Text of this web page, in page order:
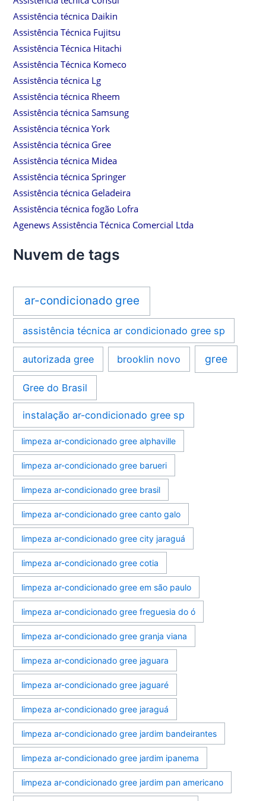
Assistência técnica Daikin
Assistência Técnica Fujitsu
Assistência Técnica Hitachi
Assistência Técnica Komeco
Assistência técnica Lg
Assistência técnica Rheem
Assistência técnica Samsung
Assistência técnica York
Assistência técnica Gree
Assistência técnica Midea
Assistência técnica Springer
Assistência técnica Geladeira
Assistência técnica fogão Lofra
Agenews Assistência Técnica Comercial Ltda
Nuvem de tags
ar-condicionado gree
assistência técnica ar condicionado gree sp
autorizada gree brooklin novo gree
Gree do Brasil
instalação ar-condicionado gree sp
limpeza ar-condicionado gree alphaville
limpeza ar-condicionado gree barueri
limpeza ar-condicionado gree brasil
limpeza ar-condicionado gree canto galo
limpeza ar-condicionado gree city jaraguá
limpeza ar-condicionado gree cotia
limpeza ar-condicionado gree em são paulo
limpeza ar-condicionado gree freguesia do ó
limpeza ar-condicionado gree granja viana
limpeza ar-condicionado gree jaguara
limpeza ar-condicionado gree jaguaré
limpeza ar-condicionado gree jaraguá
limpeza ar-condicionado gree jardim bandeirantes
limpeza ar-condicionado gree jardim ipanema
limpeza ar-condicionado gree jardim pan americano